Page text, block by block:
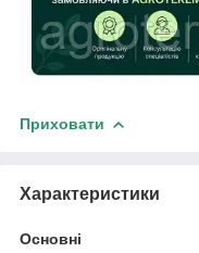
Приховати
Характеристики
Основні